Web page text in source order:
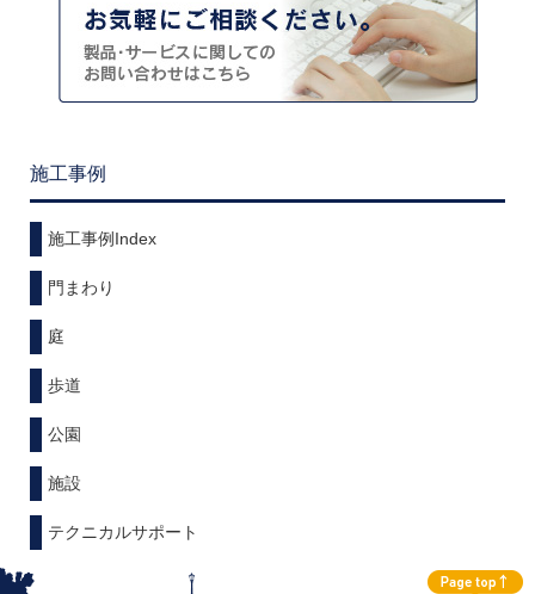
施工事例
施工事例Index
門まわり
庭
歩道
公園
施設
テクニカルサポート